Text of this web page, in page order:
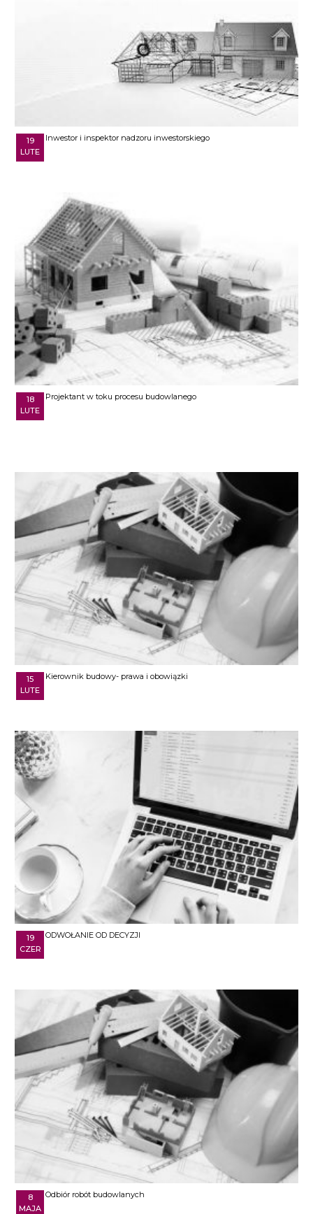
19
LUTE
Inwestor i inspektor nadzoru inwestorskiego
18
LUTE
Projektant w toku procesu budowlanego
15
LUTE
Kierownik budowy- prawa i obowiązki
19
CZER
ODWOŁANIE OD DECYZJI
8
MAJA
Odbiór robót budowlanych